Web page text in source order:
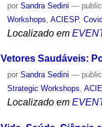
porSandra Sedini —
Workshops ,ACIESP,
Localizado em
Vetores Saudáveis:
porSandra Sedini —
Strategic Workshops,
Localizado em